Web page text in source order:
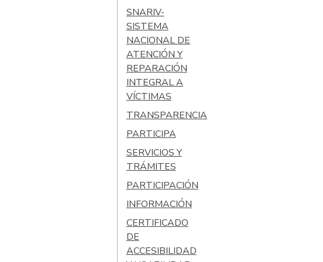
SNARIV-
SISTEMA
NACIONAL DE
ATENCIÓN Y
REPARACIÓN
INTEGRAL A
VÍCTIMAS
TRANSPARENCIA
PARTICIPA
SERVICIOS Y
TRÁMITES
PARTICIPACIÓN
INFORMACIÓN
CERTIFICADO
DE
ACCESIBILIDAD